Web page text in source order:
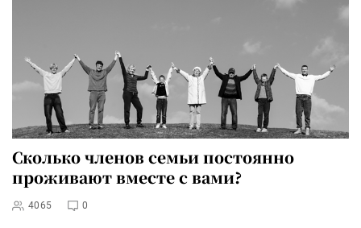
Сколько членов семьи постоянно
проживают вместе с вами?
4065 0